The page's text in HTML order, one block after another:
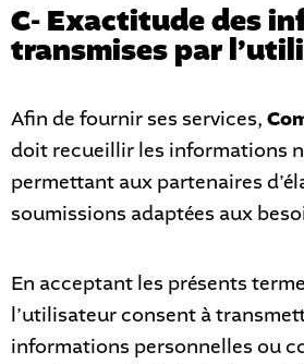
C- Exactitude des
transmises par
Afin de fournir ses services,
doit recueillir les informations
permettant aux partenaires
soumissions adaptées aux
En acceptant les présents
l’utilisateur consent à
informations personnelles ou